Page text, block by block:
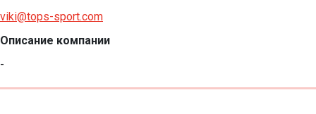
viki@tops-sport.com
Описание компании
-